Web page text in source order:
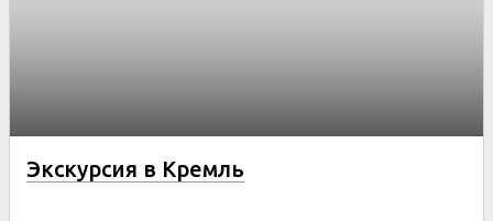
Экскурсия в Кремль